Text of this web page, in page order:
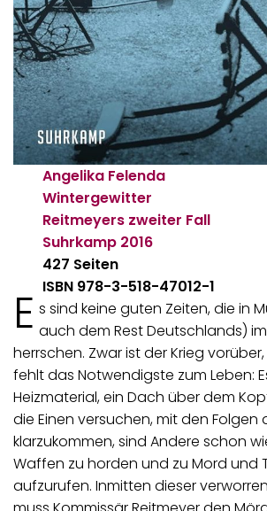
Angelika Felenda
Wintergewitter
Reitmeyers zweiter Fall
Suhrkamp 2016
427 Seiten
ISBN 978-3-518-47012-1
E s sind keine guten Zeiten, die in
auch dem Rest Deutschlands)
herrschen. Zwar ist der Krieg
fehlt das Notwendigste zum Leben:
Heizmaterial, ein Dach über dem
die Einen versuchen, mit den Folgen
klarzukommen, sind Andere schon
Waffen zu horden und zu Mord und
aufzurufen. Inmitten dieser